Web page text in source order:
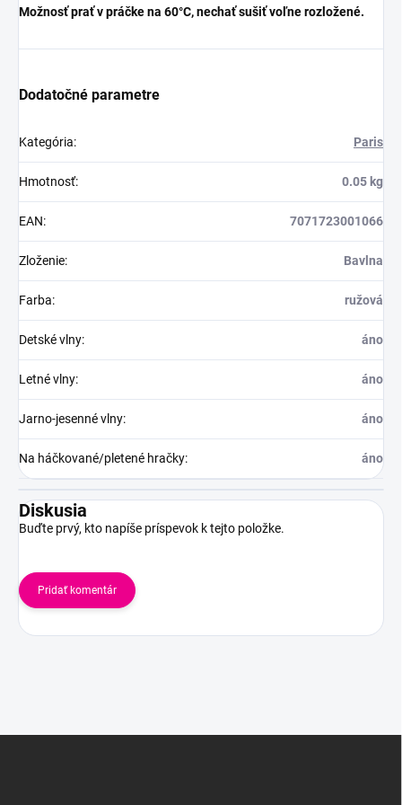
Možnosť prať v práčke na 60°C, nechať sušiť voľne rozložené.
Dodatočné parametre
Kategória: Paris
Hmotnosť: 0.05 kg
EAN: 7071723001066
Zloženie: Bavlna
Farba: ružová
Detské vlny: áno
Letné vlny: áno
Jarno-jesenné vlny: áno
Na háčkované/pletené hračky: áno
Diskusia
Buďte prvý, kto napíše príspevok k tejto položke.
Pridať komentár